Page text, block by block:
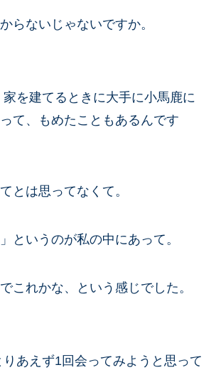
らないじゃないですか。
家を建てるときに大手に小馬鹿に
て、もめたこともあるんです
とは思ってなくて。
というのが私の中にあって。
これかな、という感じでした。
りあえず1回会ってみようと思って